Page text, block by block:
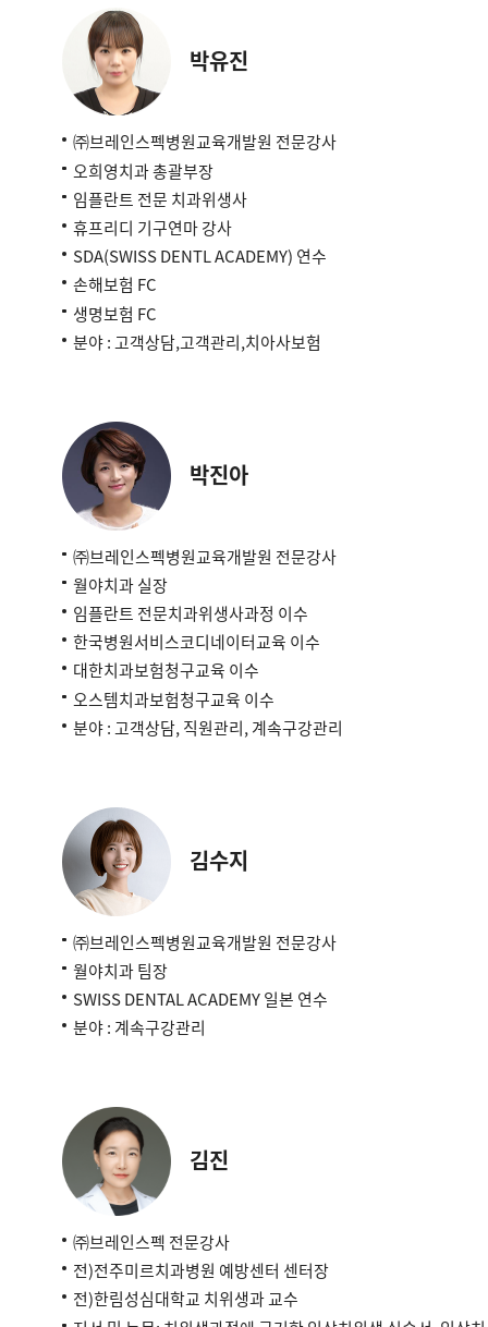
박유진
㈜브레인스펙병원교육개발원 전문강사
오희영치과 총괄부장
임플란트 전문 치과위생사
휴프리디 기구연마 강사
SDA(SWISS DENTL ACADEMY) 연수
손해보험 FC
생명보험 FC
분야 : 고객상담,고객관리,치아사보험
박진아
㈜브레인스펙병원교육개발원 전문강사
월야치과 실장
임플란트 전문치과위생사과정 이수
한국병원서비스코디네이터교육 이수
대한치과보험청구교육 이수
오스템치과보험청구교육 이수
분야 : 고객상담, 직원관리, 계속구강관리
김수지
㈜브레인스펙병원교육개발원 전문강사
월야치과 팀장
SWISS DENTAL ACADEMY 일본 연수
분야 : 계속구강관리
김진
㈜브레인스펙 전문강사
전)전주미르치과병원 예방센터 센터장
전)한림성심대학교 치위생과 교수